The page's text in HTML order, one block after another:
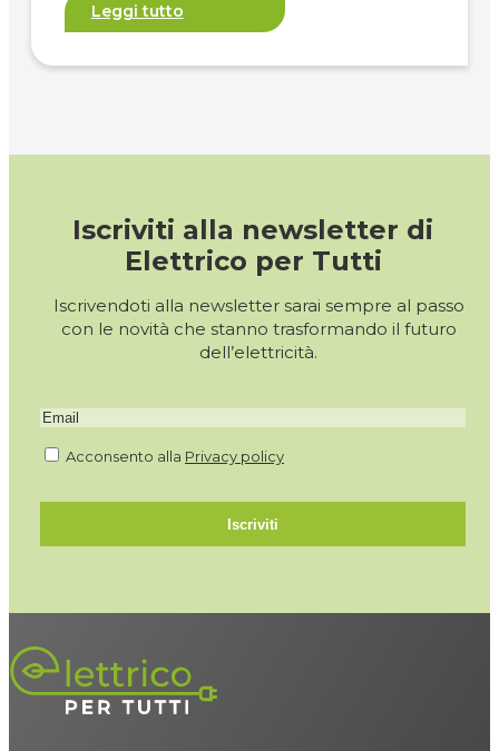
Leggi tutto
Iscriviti alla newsletter di
Elettrico per Tutti
Iscrivendoti alla newsletter sarai sempre al passo
con le novità che stanno trasformando il futuro
dell’elettricità.
Acconsento alla Privacy policy
Iscriviti